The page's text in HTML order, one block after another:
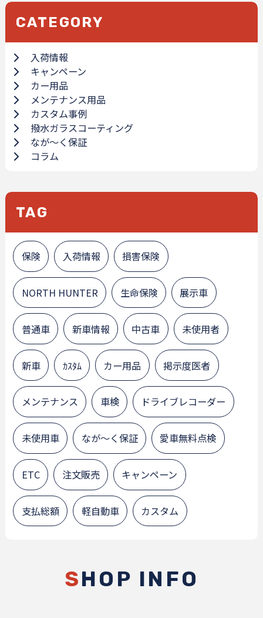
CATEGORY
入荷情報
キャンペーン
カー用品
メンテナンス用品
カスタム事例
撥水ガラスコーティング
なが～く保証
コラム
TAG
保険 入荷情報 損害保険
NORTH HUNTER 生命保険 展示車
普通車 新車情報 中古車 未使用者
新車 ｶｽﾀﾑ カー用品 掲示度医者
メンテナンス 車検 ドライブレコーダー
未使用車 なが～く保証 愛車無料点検
ETC 注文販売 キャンペーン
支払総額 軽自動車 カスタム
SHOP INFO